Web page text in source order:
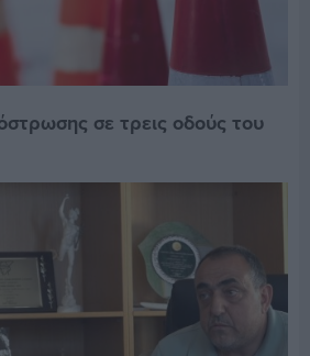
σε τρεις οδούς του